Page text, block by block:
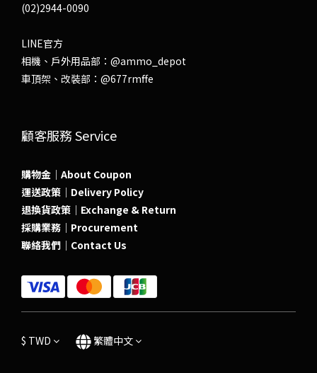
(02)2944-0090
LINE官方
相機、戶外用品部： @ammo_depot
車頂架、改裝部： @677rmffe
顧客服務 Service
購物金｜About Coupon
運送政策｜Delivery Policy
退換貨政策｜Exchange & Return
採購業務｜Procurement
聯絡我們｜Contact Us
$ TWD 繁體中文